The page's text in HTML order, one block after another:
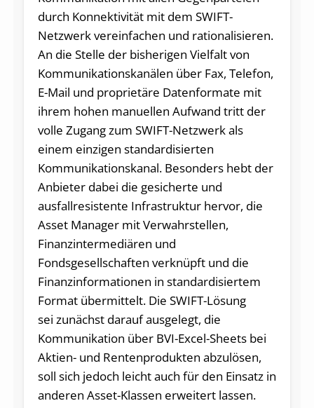
durch Konnektivität mit dem SWIFT-
Netzwerk vereinfachen und rationalisieren.
An die Stelle der bisherigen Vielfalt von
Kommunikationskanälen über Fax, Telefon,
E-Mail und proprietäre Datenformate mit
ihrem hohen manuellen Aufwand tritt der
volle Zugang zum SWIFT-Netzwerk als
einem einzigen standardisierten
Kommunikationskanal. Besonders hebt der
Anbieter dabei die gesicherte und
ausfallresistente Infrastruktur hervor, die
Asset Manager mit Verwahrstellen,
Finanzintermediären und
Fondsgesellschaften verknüpft und die
Finanzinformationen in standardisiertem
Format übermittelt. Die SWIFT-Lösung
sei zunächst darauf ausgelegt, die
Kommunikation über BVI-Excel-Sheets bei
Aktien- und Rentenprodukten abzulösen,
soll sich jedoch leicht auch für den Einsatz in
anderen Asset-Klassen erweitert lassen.